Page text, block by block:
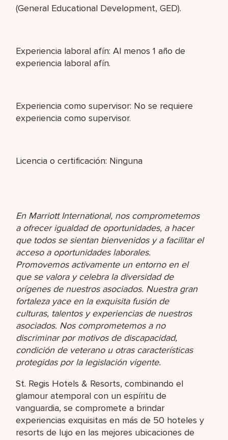
(General Educational Development, GED).
Experiencia laboral afín: Al menos 1 año de
experiencia laboral afín.
Experiencia como supervisor: No se requiere
experiencia como supervisor.
Licencia o certificación: Ninguna
En Marriott International, nos comprometemos
a ofrecer igualdad de oportunidades, a hacer
que todos se sientan bienvenidos y a facilitar el
acceso a oportunidades laborales.
Promovemos activamente un entorno en el
que se valora y celebra la diversidad de
orígenes de nuestros asociados. Nuestra gran
fortaleza yace en la exquisita fusión de
culturas, talentos y experiencias de nuestros
asociados. Nos comprometemos a no
discriminar por motivos de discapacidad,
condición de veterano u otras características
protegidas por la legislación vigente.
St. Regis Hotels & Resorts, combinando el
glamour atemporal con un espíritu de
vanguardia, se compromete a brindar
experiencias exquisitas en más de 50 hoteles y
resorts de lujo en las mejores ubicaciones de